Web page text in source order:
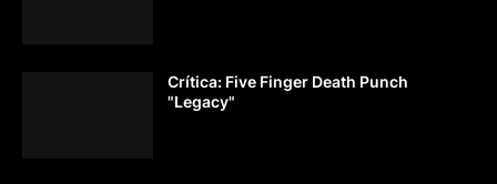
Crítica: Five Finger Death Punch
"Legacy"